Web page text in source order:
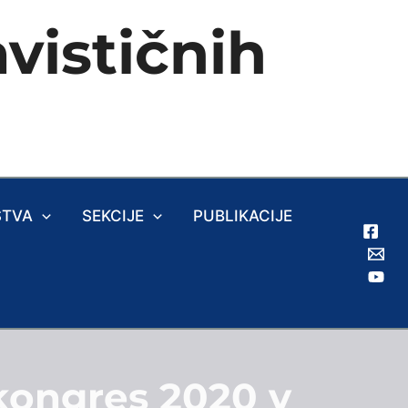
SEKCIJE PUBLIKACIJE
2020 v